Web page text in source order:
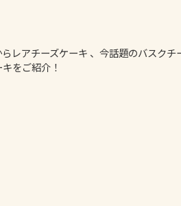
レアチーズケーキ 、今話題のバスクチ
をご紹介！